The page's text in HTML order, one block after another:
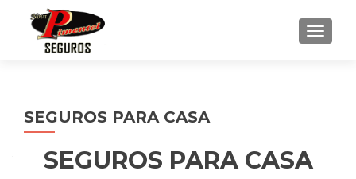
SEGUROS PARA CASA
SEGUROS PARA CASA